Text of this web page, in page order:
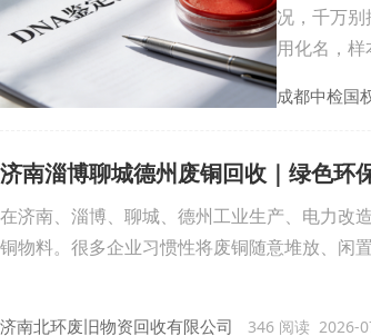
况，千万
用化名，
成都中检国
济南淄博聊城德州废铜回收｜绿色环
在济南、淄博、聊城、德州工业生产、电力改
铜物料。很多企业习惯性将废铜随意堆放、闲
济南北环废旧物资回收有限公司 346 阅读 2026-